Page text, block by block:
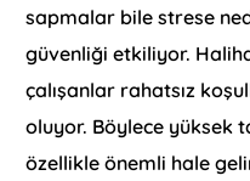
sapmalar bile strese
güvenliği etkiliyor.
çalışanlar rahatsız
oluyor. Böylece yüksek
özellikle önemli hale